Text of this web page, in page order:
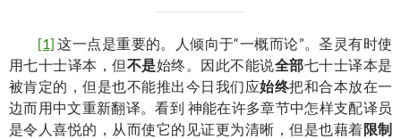
[1] 这一点是重要的。人倾向于“一概而论”。圣灵有时使
用七十士译本，但不是始终。因此不能说全部七十士译本是
被肯定的，但是也不能推出今日我们应始终把和合本放在一
边而用中文重新翻译。看到 神能在许多章节中怎样支配译员
是令人喜悦的，从而使它的见证更为清晰，但是也藉着限制